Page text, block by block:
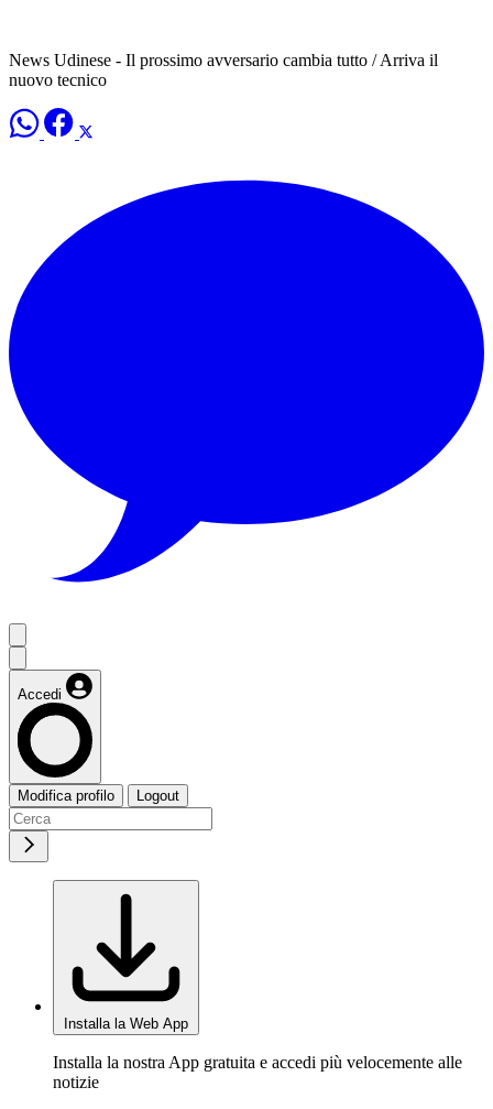
News Udinese - Il prossimo avversario cambia tutto / Arriva il
nuovo tecnico
Accedi
Modifica profilo Logout
Installa la Web App
Installa la nostra App gratuita e accedi più velocemente alle
notizie